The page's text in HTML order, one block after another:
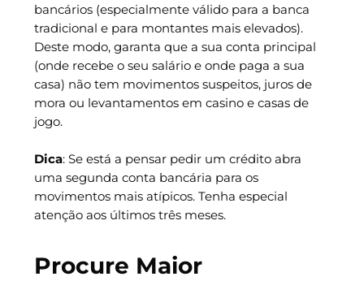
bancários (especialmente válido para a banca
tradicional e para montantes mais elevados).
Deste modo, garanta que a sua conta principal
(onde recebe o seu salário e onde paga a sua
casa) não tem movimentos suspeitos, juros de
mora ou levantamentos em casino e casas de
jogo.
Dica: Se está a pensar pedir um crédito abra
uma segunda conta bancária para os
movimentos mais atípicos. Tenha especial
atenção aos últimos três meses.
Procure Maior